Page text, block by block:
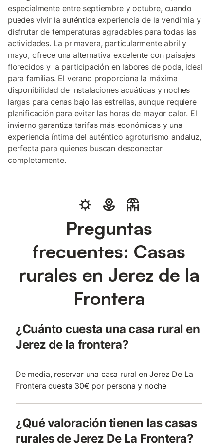
especialmente entre septiembre y octubre, cuando
puedes vivir la auténtica experiencia de la vendimia y
disfrutar de temperaturas agradables para todas las
actividades. La primavera, particularmente abril y
mayo, ofrece una alternativa excelente con paisajes
florecidos y la participación en labores de poda, ideal
para familias. El verano proporciona la máxima
disponibilidad de instalaciones acuáticas y noches
largas para cenas bajo las estrellas, aunque requiere
planificación para evitar las horas de mayor calor. El
invierno garantiza tarifas más económicas y una
experiencia íntima del auténtico agroturismo andaluz,
perfecta para quienes buscan desconectar
completamente.
Preguntas
frecuentes: Casas
rurales en Jerez de la
Frontera
¿Cuánto cuesta una casa rural en
Jerez de la frontera?
De media, reservar una casa rural en Jerez De La
Frontera cuesta 30€ por persona y noche
¿Qué valoración tienen las casas
rurales de Jerez De La Frontera?